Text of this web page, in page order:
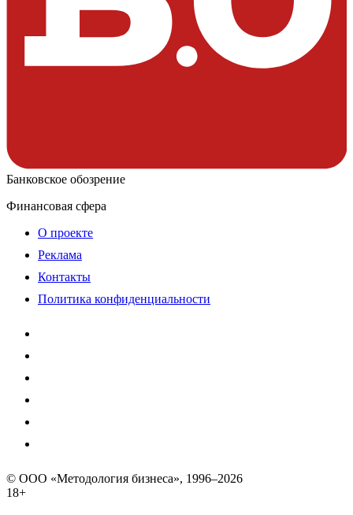
Банковское обозрение
Финансовая сфера
О проекте
Реклама
Контакты
Политика конфиденциальности
© ООО «Методология бизнеса», 1996–2026
18+